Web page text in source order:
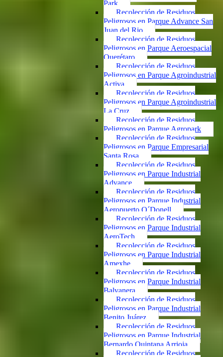
Park
Recolección de Residuos
Peligrosos en Parque Advance San
Juan del Rio
Recolección de Residuos
Peligrosos en Parque Aeroespacial
Querétaro
Recolección de Residuos
Peligrosos en Parque Agroindustrial
Activa
Recolección de Residuos
Peligrosos en Parque Agroindustrial
La Cruz
Recolección de Residuos
Peligrosos en Parque Agropark
Recolección de Residuos
Peligrosos en Parque Empresarial
Santa Rosa
Recolección de Residuos
Peligrosos en Parque Industrial
Advance
Recolección de Residuos
Peligrosos en Parque Industrial
Aeropuerto O´Donell
Recolección de Residuos
Peligrosos en Parque Industrial
AeroTech
Recolección de Residuos
Peligrosos en Parque Industrial
Amexhe
Recolección de Residuos
Peligrosos en Parque Industrial
Balvanera
Recolección de Residuos
Peligrosos en Parque Industrial
Benito Juárez
Recolección de Residuos
Peligrosos en Parque Industrial
Bernardo Quintana Arrioja
Recolección de Residuos